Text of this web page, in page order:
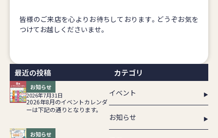
皆様のご来店を心よりお待ちしております。どうぞお気を
つけてお越しくださいませ。
最近の投稿
お知らせ
2026年7月31日
2026年8月のイベントカレンダ
ーは下記の通りとなります。
お知らせ
カテゴリ
イベント
お知らせ